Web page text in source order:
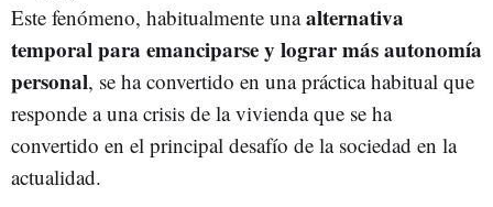
Este fenómeno, habitualmente unaalternativa
temporal para emanciparse y lograr más autonomía
personal, se ha convertido en una práctica habitual que
responde a una crisis de la vivienda que se ha
convertido en el principal desafío de la sociedad en la
actualidad.